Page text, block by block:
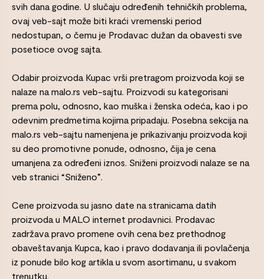
svih dana godine. U slučaju određenih tehničkih problema,
ovaj veb-sajt može biti kraći vremenski period
nedostupan, o čemu je Prodavac dužan da obavesti sve
posetioce ovog sajta.
Odabir proizvoda Kupac vrši pretragom proizvoda koji se
nalaze na malo.rs veb-sajtu. Proizvodi su kategorisani
prema polu, odnosno, kao muška i ženska odeća, kao i po
odevnim predmetima kojima pripadaju. Posebna sekcija na
malo.rs veb-sajtu namenjena je prikazivanju proizvoda koji
su deo promotivne ponude, odnosno, čija je cena
umanjena za određeni iznos. Sniženi proizvodi nalaze se na
veb stranici “Sniženo”.
Cene proizvoda su jasno date na stranicama datih
proizvoda u MALO internet prodavnici. Prodavac
zadržava pravo promene ovih cena bez prethodnog
obaveštavanja Kupca, kao i pravo dodavanja ili povlačenja
iz ponude bilo kog artikla u svom asortimanu, u svakom
trenutku.